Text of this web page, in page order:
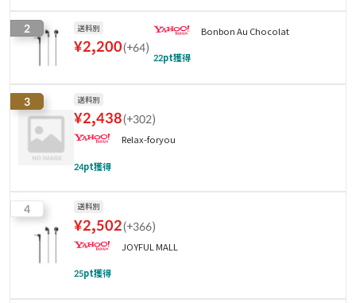
2 送料別
¥2,200(+64)
Bonbon Au Chocolat
22pt獲得
3 送料別
¥2,438(+302)
Relax-foryou
24pt獲得
4 送料別
¥2,502(+366)
JOYFUL MALL
25pt獲得